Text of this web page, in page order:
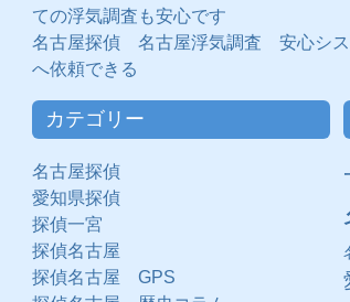
ての浮気調査も安心です
名古屋探偵 名古屋浮気調査 安心シス
へ依頼できる
カテゴリー
名古屋探偵
愛知県探偵
探偵一宮
探偵名古屋
探偵名古屋 GPS